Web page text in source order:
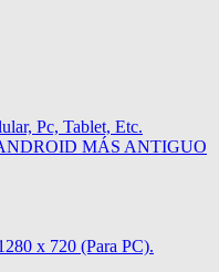
Pc, Tablet, Etc.
MÁS ANTIGUO
x 720 (Para PC).